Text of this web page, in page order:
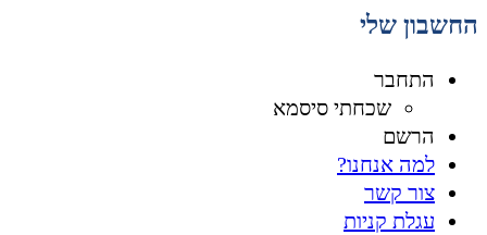
החשבון שלי
התחבר
שכחתי סיסמא
הרשם
למה אנחנו?
צור קשר
עגלת קניות